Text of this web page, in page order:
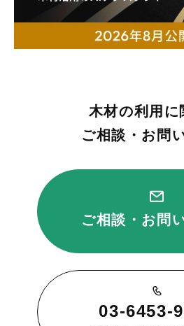
木材の利用に
ご相談・お問
ご相談・お問
03-6453-